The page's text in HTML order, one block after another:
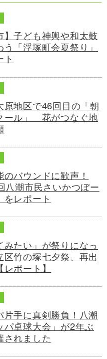
】子ども神輿や和太鼓
う「浮塚町会夏祭り」
ト
原地区で46回目の「朝
ール」 花がつなぐ地
のバウンドに歓声！
八潮市民さいかつぼー
をレポート
みたい」が祭りになっ
区竹の塚七夕祭、再出
ポート】
片手に真剣勝負！八潮
パ卓球大会」が2年ぶ
されました